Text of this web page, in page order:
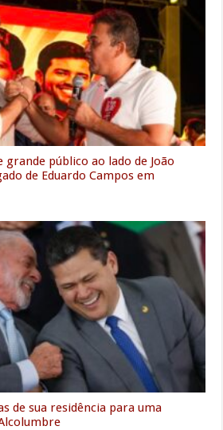
grande público ao lado de João
de Eduardo Campos em
de sua residência para uma